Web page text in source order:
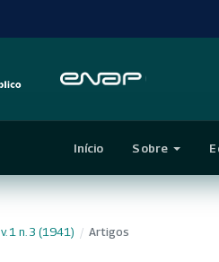
Início Sobre
v. 1 n. 3 (1941) / Artigos